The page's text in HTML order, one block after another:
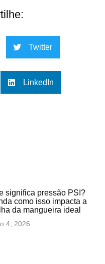
Twitter
LinkedIn
significa pressão PSI?
como isso impacta a
da mangueira ideal
4, 2026